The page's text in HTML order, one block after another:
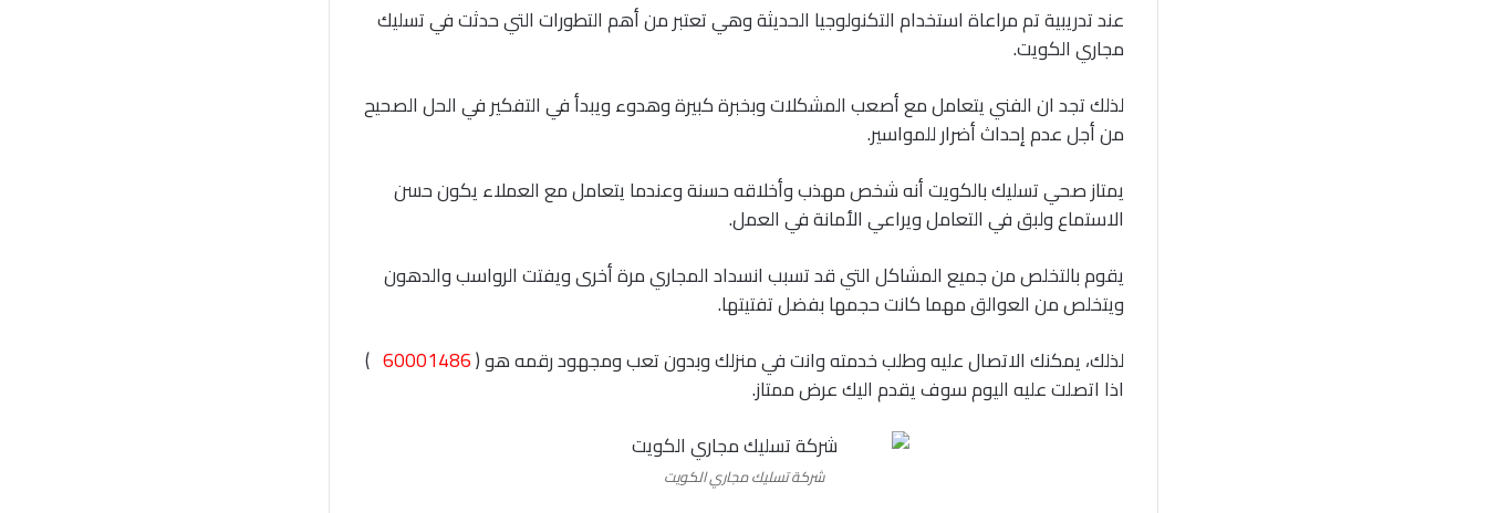
عند تدريبية تم مراعاة استخدام التكنولوجيا الحديثة وهي تعتبر من أهم التطورات التي حدثت في تسليك
مجاري الكويت.
لذلك تجد ان الفني يتعامل مع أصعب المشكلات وبخبرة كبيرة وهدوء ويبدأ في التفكير في الحل الصحيح
من أجل عدم إحداث أضرار للمواسير.
يمتاز صحي تسليك بالكويت أنه شخص مهذب وأخلاقه حسنة وعندما يتعامل مع العملاء يكون حسن
الاستماع ولبق في التعامل ويراعي الأمانة في العمل.
يقوم بالتخلص من جميع المشاكل التي قد تسبب انسداد المجاري مرة أخرى ويفتت الرواسب والدهون
ويتخلص من العوالق مهما كانت حجمها بفضل تفتيتها.
لذلك، يمكنك الاتصال عليه وطلب خدمته وانت في منزلك وبدون تعب ومجهود رقمه هو (60001486
)
اذا اتصلت عليه اليوم سوف يقدم اليك عرض ممتاز.
شركة تسليك مجاري الكويت